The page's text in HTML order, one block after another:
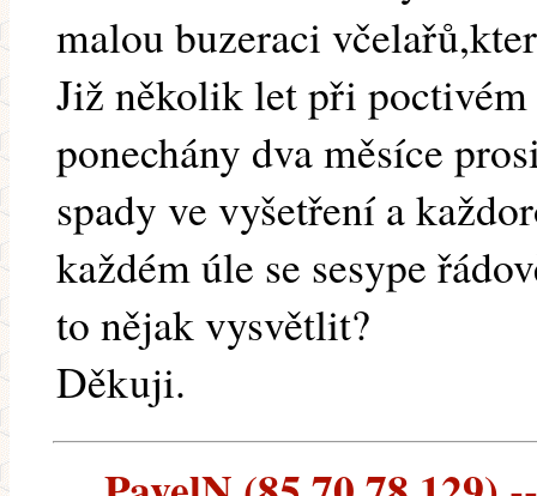
malou buzeraci
Již několik let při
ponechány dva měsíce
spady ve vyšetření a
každém úle se sesype
to nějak vysvětlit?
Děkuji.